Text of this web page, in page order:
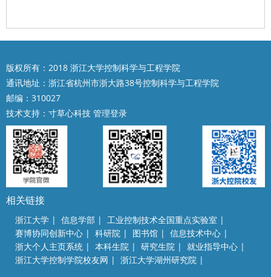
版权所有：2018 浙江大学控制科学与工程学院
通讯地址：浙江省杭州市浙大路38号控制科学与工程学院
邮编：310027
技术支持： 寸草心科技 管理登录
相关链接
浙江大学 | 信息学部 | 工业控制技术全国重点实验室 |
赛博协同创新中心 | 科研院 | 图书馆 | 信息技术中心 |
浙大个人主页系统 | 本科生院 | 研究生院 | 就业指导中心 |
浙江大学控制学院校友网 | 浙江大学湖州研究院 |